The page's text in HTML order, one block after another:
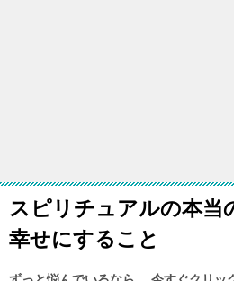
スピリチュアルの本当
幸せにすること